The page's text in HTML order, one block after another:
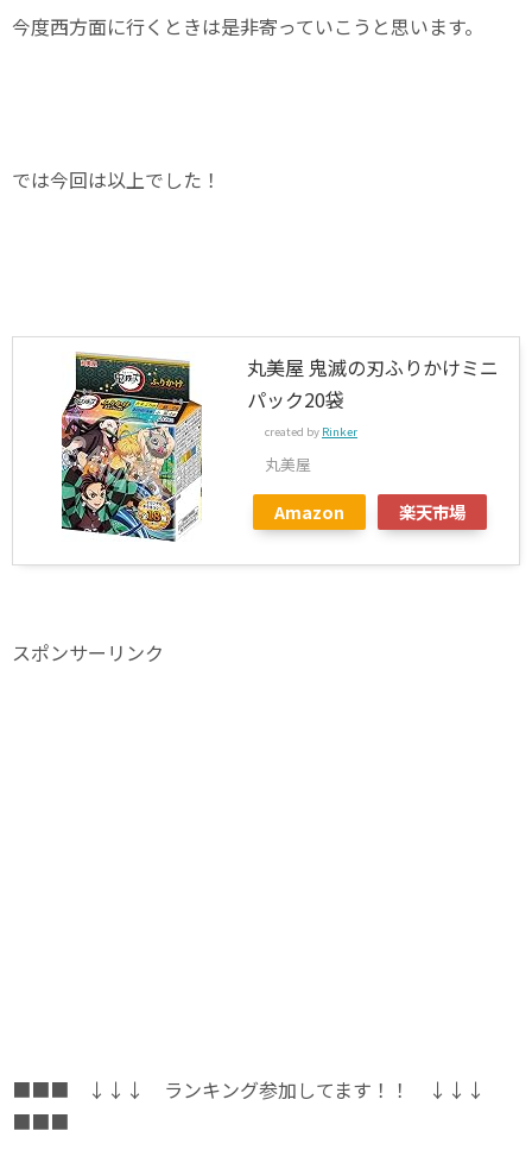
今度西方面に行くときは是非寄っていこうと思います。
では今回は以上でした！
丸美屋 鬼滅の刃ふりかけミニ
パック20袋
created by Rinker
丸美屋
Amazon 楽天市場
スポンサーリンク
■■■ ↓↓↓ ランキング参加してます！！ ↓↓↓
■■■